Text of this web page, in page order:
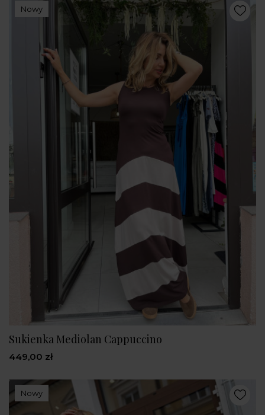
Nowy
Sukienka Mediolan Cappuccino
449,00 zł
Nowy